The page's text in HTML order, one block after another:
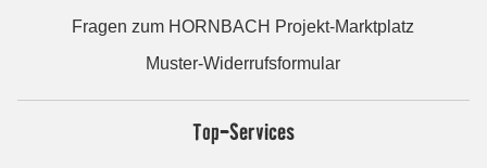
Fragen zum HORNBACH Projekt-Marktplatz
Muster-Widerrufsformular
Top-Services